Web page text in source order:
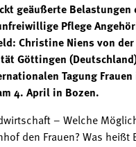
geäußerte Belastungen
Pflege
Christine Niens von der
Göttingen
Tagung
4. April in Bozen.
– Welche
den Frauen? Was heißt